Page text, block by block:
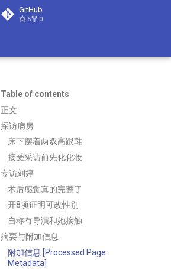
GitHub
5 0
Table of contents
正文
探访病房
床下摆着两双高跟鞋
接受采访前先化化妆
专访刘婷
术后感觉真的完整了
开8项证明可改性别
自称有导演和她接触
摘要与附加信息
附加信息 [Processed Page
Metadata]